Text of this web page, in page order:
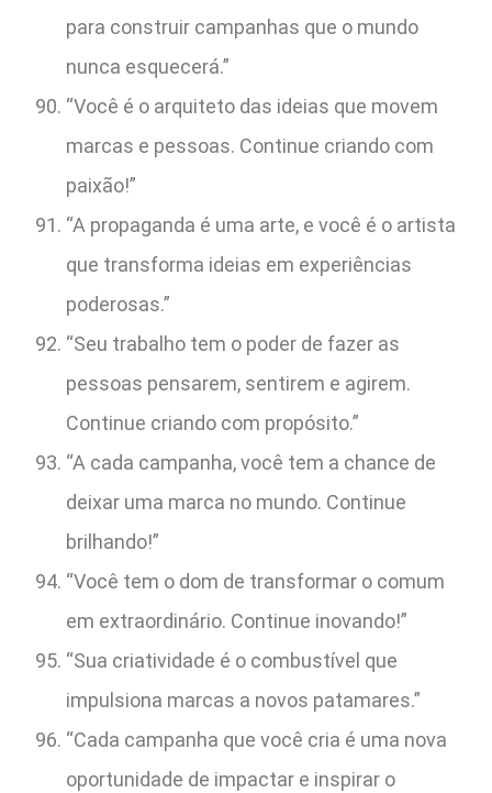
para construir campanhas que o mundo
nunca esquecerá.”
“Você é o arquiteto das ideias que movem
marcas e pessoas. Continue criando com
paixão!”
“A propaganda é uma arte, e você é o artista
que transforma ideias em experiências
poderosas.”
“Seu trabalho tem o poder de fazer as
pessoas pensarem, sentirem e agirem.
Continue criando com propósito.”
“A cada campanha, você tem a chance de
deixar uma marca no mundo. Continue
brilhando!”
“Você tem o dom de transformar o comum
em extraordinário. Continue inovando!”
“Sua criatividade é o combustível que
impulsiona marcas a novos patamares.”
“Cada campanha que você cria é uma nova
oportunidade de impactar e inspirar o